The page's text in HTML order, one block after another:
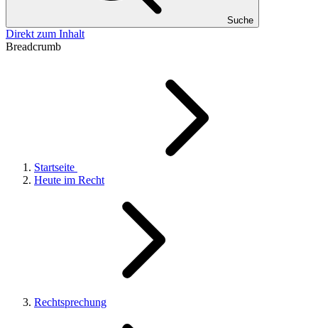
Suche
Direkt zum Inhalt
Breadcrumb
Startseite
Heute im Recht
Rechtsprechung